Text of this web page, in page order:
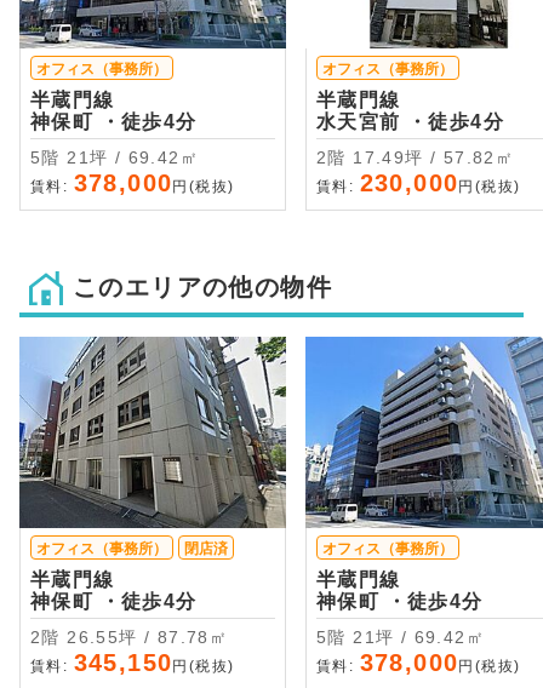
オフィス（事務所）
半蔵門線
神保町 ・徒歩4分
5階 21坪 / 69.42㎡
賃料: 378,000 円(税抜)
オフィス（事務所）
半蔵門線
水天宮前 ・徒歩4分
2階 17.49坪 / 57.82㎡
賃料: 230,000 円(税抜)
このエリアの他の物件
オフィス（事務所） 閉店済
半蔵門線
神保町 ・徒歩4分
2階 26.55坪 / 87.78㎡
賃料: 345,150 円(税抜)
オフィス（事務所）
半蔵門線
神保町 ・徒歩4分
5階 21坪 / 69.42㎡
賃料: 378,000 円(税抜)